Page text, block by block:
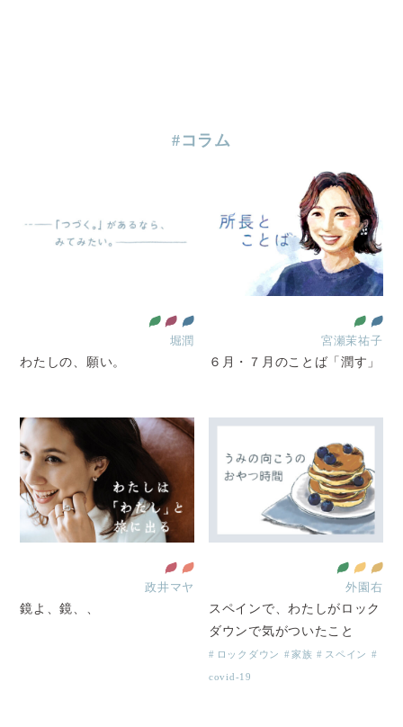
#コラム
堀潤
わたしの、願い。
宮瀬茉祐子
６月・７月のことば「潤す」
政井マヤ
鏡よ、鏡、、
外園右
スペインで、わたしがロック
ダウンで気がついたこと
ロックダウン 家族 スペイン
covid-19